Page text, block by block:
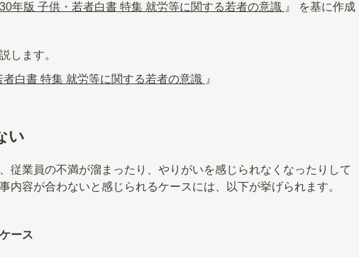
年版 子供・若者白書 特集 就労等に関する若者の意識 』 を基に作成
します。
白書 特集 就労等に関する若者の意識 』
い
従業員の不満が溜まったり、やりがいを感じられなくなったりして
内容が合わないと感じられるケースには、以下が挙げられます。
ース